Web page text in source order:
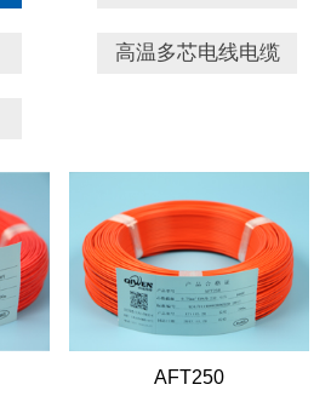
高温多芯电线电缆
AFT250